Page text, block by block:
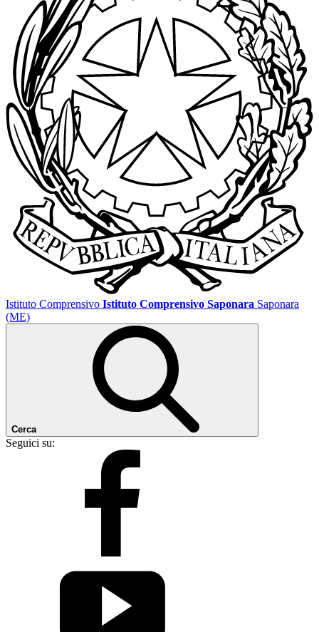
Istituto Comprensivo Istituto Comprensivo Saponara Saponara
(ME)
Cerca
Seguici su: